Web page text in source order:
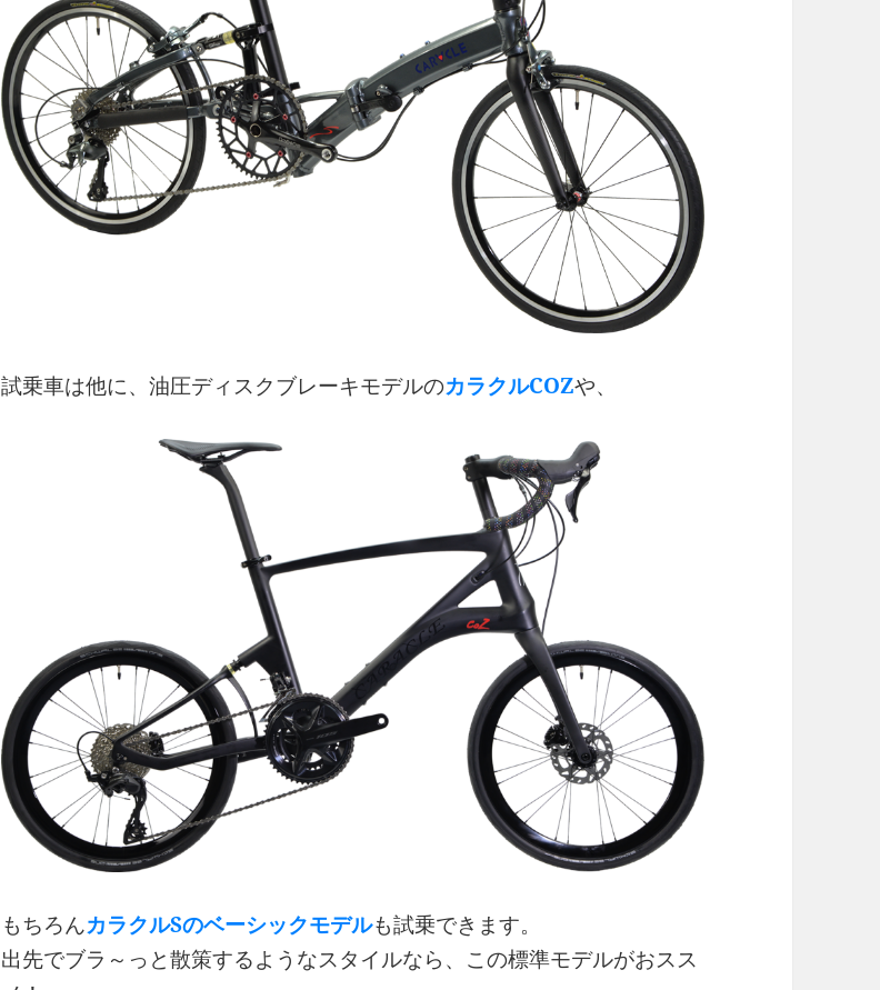
試乗車は他に、油圧ディスクブレーキモデルのカラクルCOZや、
もちろんカラクルSのベーシックモデルも試乗できます。
出先でブラ～っと散策するようなスタイルなら、この標準モデルがおスス